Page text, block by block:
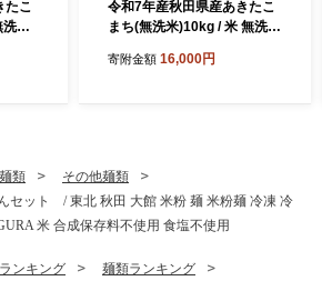
たこ
洗米
に
令和7年産秋田県産あきたこ
まち(無洗米)10kg / 米 無洗米
産 あきたこまち 5kg×2袋 お
寄附金額 16,000円
麺類
その他麺類
セット / 東北 秋田 大館 米粉 麺 米粉麺 冷凍 冷
米 合成保存料不使用 食塩不使用
ランキング
麺類ランキング